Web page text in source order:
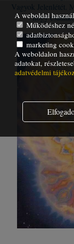
Vagyok Jelenlétét.
hogy
A weboldal
Működéshez
marketing
A weboldalon
adatokat,
adatvédelmi